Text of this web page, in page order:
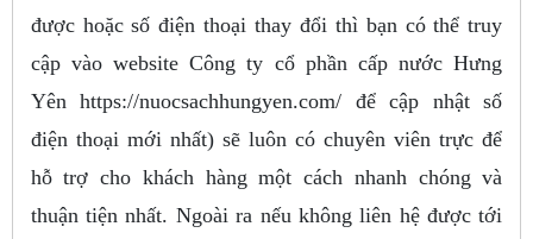
được hoặc số điện thoại thay đổi thì bạn có thể truy
cập vào website Công ty cổ phần cấp nước Hưng
Yên https://nuocsachhungyen.com/ để cập nhật số
điện thoại mới nhất) sẽ luôn có chuyên viên trực để
hỗ trợ cho khách hàng một cách nhanh chóng và
thuận tiện nhất. Ngoài ra nếu không liên hệ được tới